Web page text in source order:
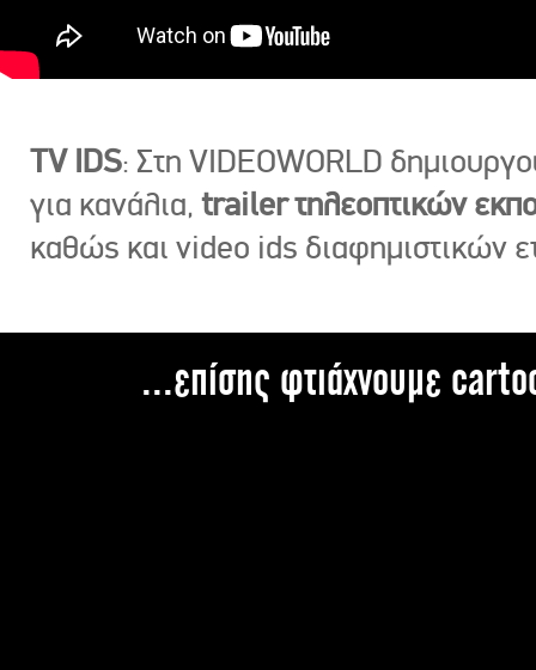
TV IDS: Στη VIDEOWORLD
για κανάλια, trailer τηλεοπτικών
καθώς και video ids διαφημιστικών
...επίσης φτιάχνουμε